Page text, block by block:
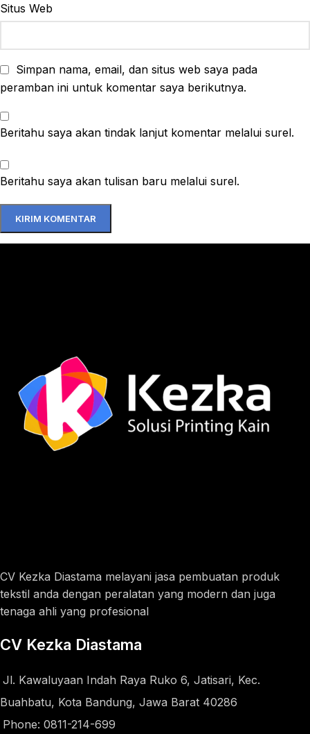
Situs Web
Simpan nama, email, dan situs web saya pada
peramban ini untuk komentar saya berikutnya.
Beritahu saya akan tindak lanjut komentar melalui surel.
Beritahu saya akan tulisan baru melalui surel.
CV Kezka Diastama melayani jasa pembuatan produk
tekstil anda dengan peralatan yang modern dan juga
tenaga ahli yang profesional
CV Kezka Diastama
Jl. Kawaluyaan Indah Raya Ruko 6, Jatisari, Kec.
Buahbatu, Kota Bandung, Jawa Barat 40286
Phone: 0811-214-699